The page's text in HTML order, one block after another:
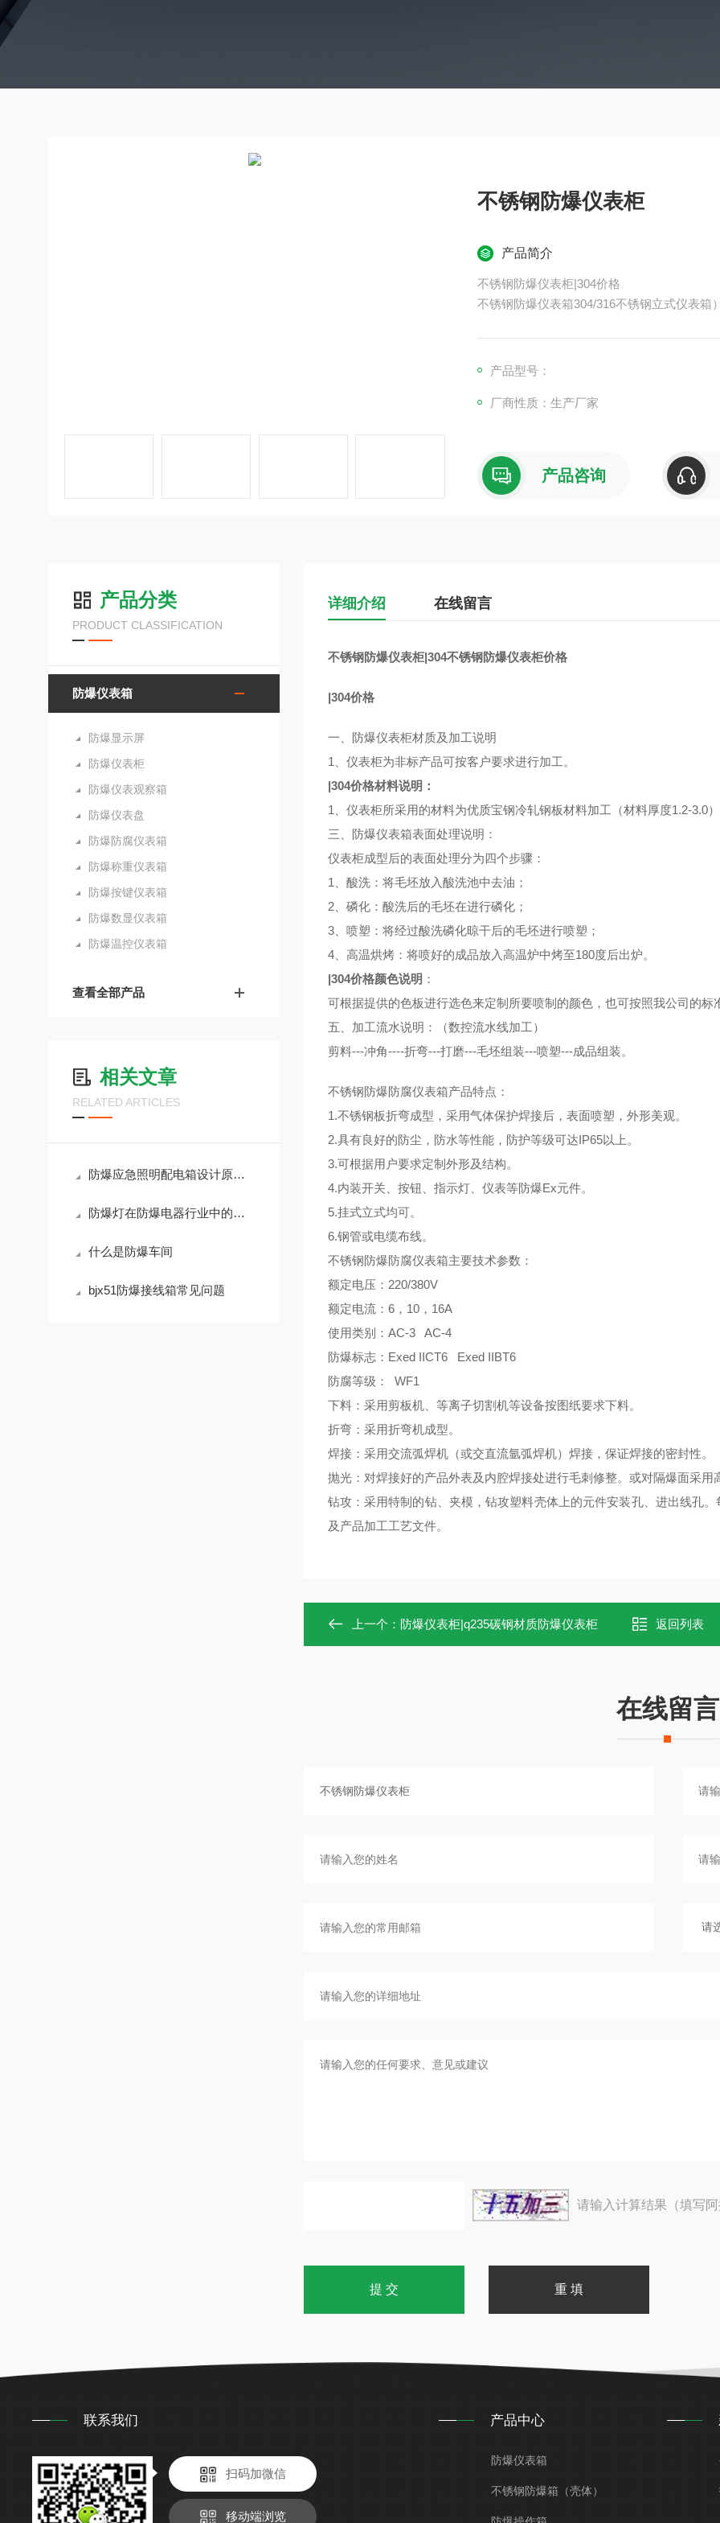
不锈钢防爆仪表柜
产品简介
不锈钢防爆仪表柜|304价格
不锈钢防爆仪表箱304/316不锈钢立式仪表箱
1区：在正常运行时可能出现爆炸性气体混合
产品型号：
厂商性质：生产厂家
产品咨询
产品分类
PRODUCT CLASSIFICATION
防爆仪表箱
防爆显示屏
防爆仪表柜
防爆仪表观察箱
防爆仪表盘
防爆防腐仪表箱
防爆称重仪表箱
防爆按键仪表箱
防爆数显仪表箱
防爆温控仪表箱
查看全部产品
相关文章
RELATED ARTICLES
防爆应急照明配电箱设计原理与结构特点
防爆灯在防爆电器行业中的重要性
什么是防爆车间
bjx51防爆接线箱常见问题
详细介绍 在线留言
不锈钢防爆仪表柜|304不锈钢防爆仪表柜价格
|304价格
一、防爆仪表柜材质及加工说明
1、仪表柜为非标产品可按客户要求进行加工。
|304价格材料说明：
1、仪表柜所采用的材料为优质宝钢冷轧钢板材料加工（材料厚度1.2-3.0）
三、防爆仪表箱表面处理说明：
仪表柜成型后的表面处理分为四个步骤：
1、酸洗：将毛坯放入酸洗池中去油；
2、磷化：酸洗后的毛坯在进行磷化；
3、喷塑：将经过酸洗磷化晾干后的毛坯进行喷塑；
4、高温烘烤：将喷好的成品放入高温炉中烤至180度后出炉。
|304价格颜色说明 ：
可根据提供的色板进行选色来定制所要喷制的颜色，也可按照我公司的标
五、加工流水说明：（数控流水线加工）
剪料---冲角----折弯---打磨---毛坯组装---喷塑---成品组装。
不锈钢防爆防腐仪表箱产品特点：
1.不锈钢板折弯成型，采用气体保护焊接后，表面喷塑，外形美观。
2.具有良好的防尘，防水等性能，防护等级可达IP65以上。
3.可根据用户要求定制外形及结构。
4.内装开关、按钮、指示灯、仪表等防爆Ex元件。
5.挂式立式均可。
6.钢管或电缆布线。
不锈钢防爆防腐仪表箱主要技术参数：
额定电压：220/380V
额定电流：6，10，16A
使用类别：AC-3 AC-4
防爆标志：Exed IICT6 Exed IIBT6
防腐等级： WF1
下料：采用剪板机、等离子切割机等设备按图纸要求下料。
折弯：采用折弯机成型。
焊接：采用交流弧焊机（或交直流氩弧焊机）焊接，保证焊接的密封性。
抛光：对焊接好的产品外表及内腔焊接处进行毛刺修整。或对隔爆面采用
钻攻：采用特制的钻、夹模，钻攻塑料壳体上的元件安装孔、进出线孔
及产品加工工艺文件。
上一个： 防爆仪表柜|q235碳钢材质防爆仪表柜 返回列表
在线留言
请输入计算结果（填写
联系我们
扫码加微信
移动端浏览
产品中心
防爆仪表箱
不锈钢防爆箱（壳体）